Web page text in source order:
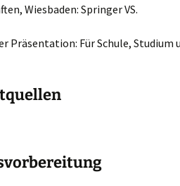
Wiesbaden: Springer VS.
Präsentation: Für Schule, Studium